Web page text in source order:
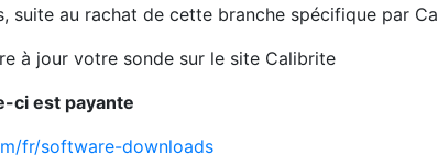
suite au rachat de cette branche spécifique par
à jour votre sonde sur le site Calibrite
ci est payante
fr/software-downloads